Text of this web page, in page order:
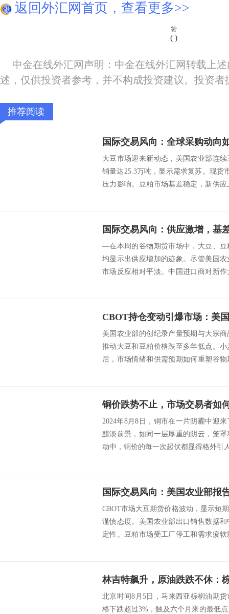
返回外汇网首页，查看更多>>
赞
( )
中金在线外汇网声明：中金在线外汇网转载上
述，仅供投资者参考，并不构成投资建议。投资
推荐阅读
国际交易风向：全球采购动向
大豆市场迎来新动态，美国农业部连
销量达25.3万吨，显示需求复苏。现货
压力影响。豆粕市场基差稳定，新供
—在本周的谷物期货市场中，大豆、
均显示出供应增加的迹象。尽管美国
市场反应相对平淡。中国进口商对新
美国农业部的创纪录产量预期与大宗
推动大豆和豆粕价格跌至多年低点。
后，市场情绪和供需预期如何重塑谷
铜价跌势不止，市场交易者如
2024年8月8日，铜市在一片阴霾中迎
黯淡前景，如同一层厚重的阴云，笼
动中，铜价的每一次起伏都显得格外引
CBOT市场大豆期货价格波动，显示短
谨慎态度。美国农业部出口销售数据
定性。豆粕市场受工厂停工和需求疲
北京时间8月5日，马来西亚棕榈油期
格下跌超过3%，触及六个月来的最低